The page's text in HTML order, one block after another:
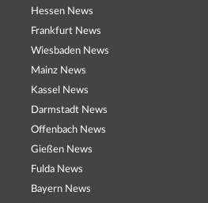
Hessen News
Frankfurt News
Wiesbaden News
Mainz News
Kassel News
Darmstadt News
Offenbach News
Gießen News
Fulda News
Bayern News